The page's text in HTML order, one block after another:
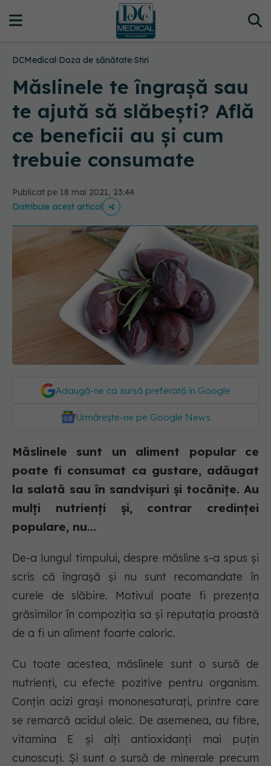
DCMedical›Doza de sănătate›Stiri
Măslinele te îngrașă sau
te ajută să slăbești? Află
ce beneficii au și cum
trebuie consumate
Publicat pe 18 mai 2021, 23:44
Distribuie acest articol
Adaugă-ne ca sursă preferată în Google
Urmărește-ne pe Google News
Măslinele sunt un aliment popular ce
poate fi consumat ca gustare, adăugat
la salată sau în sandvișuri și tocănițe. Au
mulți nutrienți și, contrar credinței
populare, nu...
De-a lungul timpului, despre măsline s-a spus și
scris că îngrașă și nu sunt recomandate în
curele de slăbire. Motivul poate fi prezența
grăsimilor în compoziția sa și reputația proastă
de a fi un aliment foarte caloric.
Cu toate acestea, măslinele sunt o sursă de
nutrienți, cu efecte pozitive pentru organism.
Conțin acizi grași mononesaturați, printre care
se remarcă acidul oleic. De asemenea, au fibre,
vitamina E și alți antioxidanți mai puțin
cunoscuți. Și sunt o sursă de minerale precum